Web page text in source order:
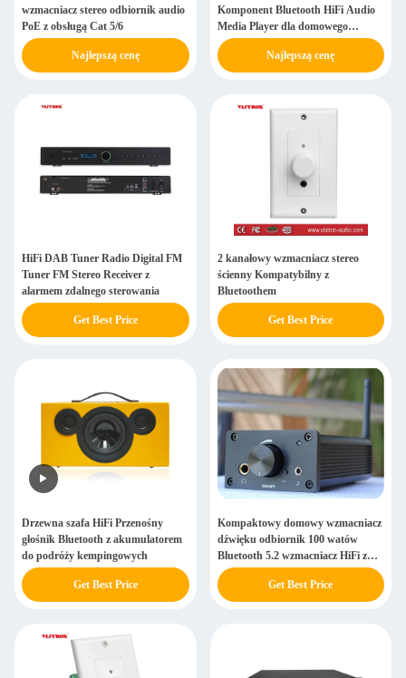
wzmacniacz stereo odbiornik audio
PoE z obsługą Cat 5/6
Najlepszą cenę
Komponent Bluetooth HiFi Audio
Media Player dla domowego
systemu kina
Najlepszą cenę
HiFi DAB Tuner Radio Digital FM
Tuner FM Stereo Receiver z
alarmem zdalnego sterowania
Get Best Price
2 kanałowy wzmacniacz stereo
ścienny Kompatybilny z
Bluetoothem
Get Best Price
Drzewna szafa HiFi Przenośny
głośnik Bluetooth z akumulatorem
do podróży kempingowych
Get Best Price
Kompaktowy domowy wzmacniacz
dźwięku odbiornik 100 watów
Bluetooth 5.2 wzmacniacz HiFi z
wyjściem słuchawkowym
Get Best Price